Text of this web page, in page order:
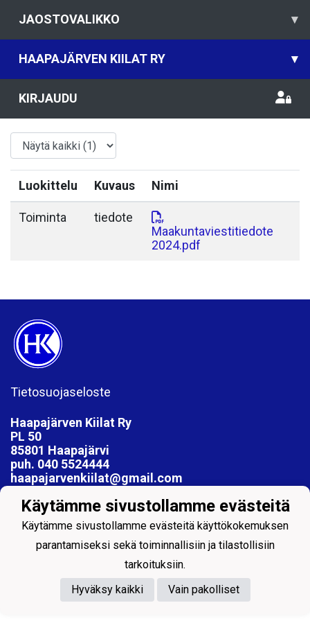
JAOSTOVALIKKO ▾
HAAPAJÄRVEN KIILAT RY ▾
KIRJAUDU
Luokittelu Kuvaus Nimi
Toiminta
tiedote
Maakuntaviestitiedote
2024.pdf
Tietosuojaseloste
Haapajärven Kiilat Ry
PL 50
85801 Haapajärvi
puh. 040 5524444
haapajarvenkiilat@gmail.com
Powered by
Käytämme sivustollamme evästeitä
Käytämme sivustollamme evästeitä käyttökokemuksen
parantamiseksi sekä toiminnallisiin ja tilastollisiin
tarkoituksiin.
Hyväksy kaikki
Vain pakolliset